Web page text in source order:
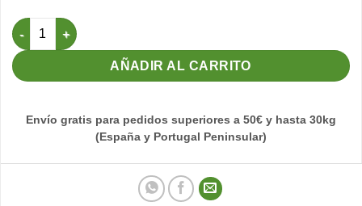
Grit Sin Carbón 2,5kg - Grano Fino Orniluck cantidad
AÑADIR AL CARRITO
Envío gratis para pedidos superiores a 50€ y hasta 30kg
(España y Portugal Peninsular)